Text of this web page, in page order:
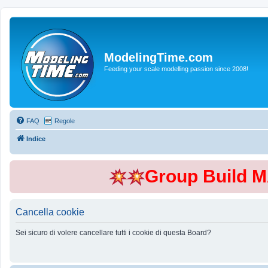
ModelingTime.com
Feeding your scale modelling passion since 2008!
FAQ Regole
Indice
Group Build
Cancella cookie
Sei sicuro di volere cancellare tutti i cookie di questa Board?